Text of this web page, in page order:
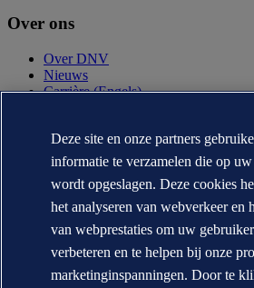
Over ons
Over DNV
Nieuws
Carrière (Engels)
Contact
Neem contact op
DNV locaties
Mediacontacten
Veracity.com
Privacy Statement
Terms of Use
Deze site en onze partners
informatie te verzamelen die op uw
wordt opgeslagen. Deze cookies
het analyseren van webverkeer en
van webprestaties om uw
verbeteren en te helpen bij onze
marketinginspanningen. Door te